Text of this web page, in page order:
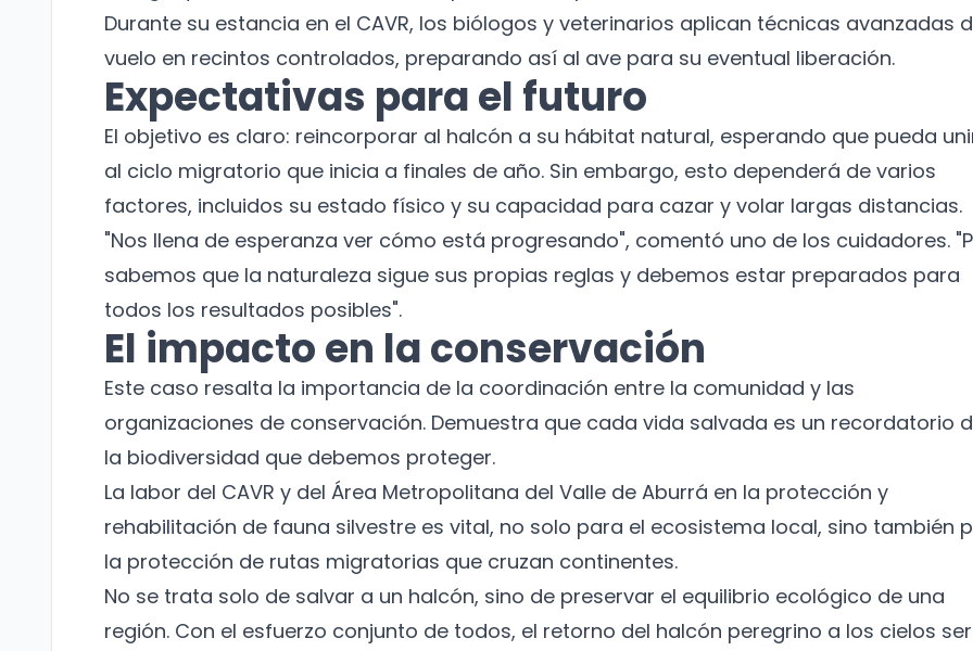
Durante su estancia en el CAVR, los biólogos y veterinarios aplican técnicas avanzadas
vuelo en recintos controlados, preparando así al ave para su eventual liberación.
Expectativas para el futuro
El objetivo es claro: reincorporar al halcón a su hábitat natural, esperando que pueda
al ciclo migratorio que inicia a finales de año. Sin embargo, esto dependerá de varios
factores, incluidos su estado físico y su capacidad para cazar y volar largas distancias.
"Nos llena de esperanza ver cómo está progresando", comentó uno de los cuidadores.
sabemos que la naturaleza sigue sus propias reglas y debemos estar preparados para
todos los resultados posibles".
El impacto en la conservación
Este caso resalta la importancia de la coordinación entre la comunidad y las
organizaciones de conservación. Demuestra que cada vida salvada es un recordatorio
la biodiversidad que debemos proteger.
La labor del CAVR y del Área Metropolitana del Valle de Aburrá en la protección y
rehabilitación de fauna silvestre es vital, no solo para el ecosistema local, sino también
la protección de rutas migratorias que cruzan continentes.
No se trata solo de salvar a un halcón, sino de preservar el equilibrio ecológico de una
región. Con el esfuerzo conjunto de todos, el retorno del halcón peregrino a los cielos